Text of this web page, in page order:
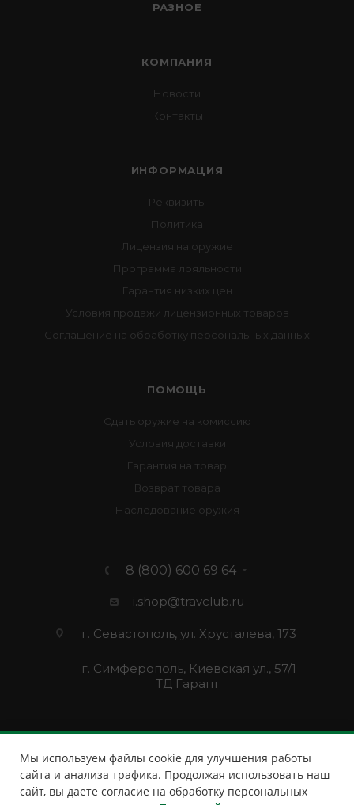
РАЗНОЕ
КОМПАНИЯ
Новости
Контакты
ИНФОРМАЦИЯ
Реквизиты
Политика
Лицензия на оружие
Программа лояльности
Гарантия низких цен
Условия продажи лицензионных товаров
Соглашение на обработку персональных данных
ПОМОЩЬ
Сдать оружие на комиссию
Условия доставки
Гарантия на товар
Возврат товара
Наследование оружия
8 (800) 600 69 64
i.shop@travclub.ru
г. Севастополь, ул. Хрусталева, 173
г. Симферополь, Киевская ул., 57/1
ТД Гарант
Мы используем файлы cookie для улучшения работы
сайта и анализа трафика. Продолжая использовать наш
сайт, вы даете согласие на обработку персональных